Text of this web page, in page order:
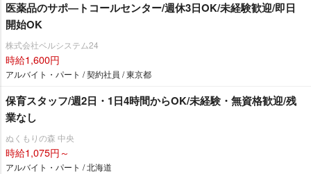
医薬品のサポ―トコールセンター/週休3日OK/未経験歓迎/即日
開始OK
株式会社ベルシステム24
時給1,600円
アルバイト・パート / 契約社員 / 東京都
保育スタッフ/週2日・1日4時間からOK/未経験・無資格歓迎/残
業なし
ぬくもりの森 中央
時給1,075円～
アルバイト・パート / 北海道